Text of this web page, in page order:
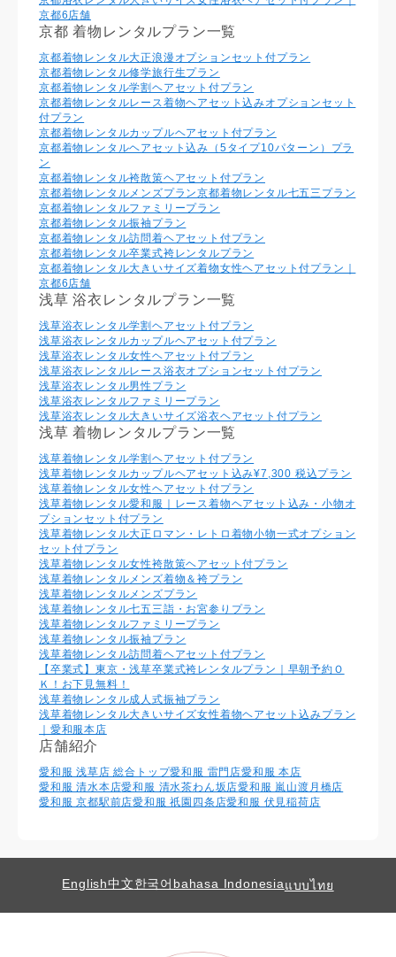
京都6店舗
京都 着物レンタルプラン一覧
京都着物レンタル大正浪漫オプションセット付プラン
京都着物レンタル修学旅行生プラン
京都着物レンタル学割ヘアセット付プラン
京都着物レンタルレース着物ヘアセット込みオプションセット
付プラン
京都着物レンタルカップルヘアセット付プラン
京都着物レンタルヘアセット込み（5タイプ10パターン）プラ
ン
京都着物レンタル袴散策ヘアセット付プラン
京都着物レンタルメンズプラン京都着物レンタル七五三プラン
京都着物レンタルファミリープラン
京都着物レンタル振袖プラン
京都着物レンタル訪問着ヘアセット付プラン
京都着物レンタル卒業式袴レンタルプラン
京都着物レンタル大きいサイズ着物女性ヘアセット付プラン｜
京都6店舗
浅草 浴衣レンタルプラン一覧
浅草浴衣レンタル学割ヘアセット付プラン
浅草浴衣レンタルカップルヘアセット付プラン
浅草浴衣レンタル⼥性ヘアセット付プラン
浅草浴衣レンタルレース浴衣オプションセット付プラン
浅草浴衣レンタル男性プラン
浅草浴衣レンタルファミリープラン
浅草浴衣レンタル大きいサイズ浴衣ヘアセット付プラン
浅草 着物レンタルプラン一覧
浅草着物レンタル学割ヘアセット付プラン
浅草着物レンタルカップルヘアセット込み¥7,300 税込プラン
浅草着物レンタル⼥性ヘアセット付プラン
浅草着物レンタル愛和服｜レース着物ヘアセット込み・小物オ
プションセット付プラン
浅草着物レンタル大正ロマン・レトロ着物小物一式オプション
セット付プラン
浅草着物レンタル女性袴散策ヘアセット付プラン
浅草着物レンタルメンズ着物＆袴プラン
浅草着物レンタルメンズプラン
浅草着物レンタル七五三詣・お宮参りプラン
浅草着物レンタルファミリープラン
浅草着物レンタル振袖プラン
浅草着物レンタル訪問着ヘアセット付プラン
【卒業式】東京・浅草卒業式袴レンタルプラン｜早朝予約Ｏ
Ｋ！お下見無料！
浅草着物レンタル成人式振袖プラン
浅草着物レンタル大きいサイズ女性着物ヘアセット込みプラン
｜愛和服本店
店舗紹介
愛和服 浅草店 総合トップ愛和服 雷門店愛和服 本店
愛和服 清水本店愛和服 清水茶わん坂店愛和服 嵐山渡月橋店
愛和服 京都駅前店愛和服 祇園四条店愛和服 伏見稲荷店
English中文한국어 bahasa Indonesiaแบบไทย